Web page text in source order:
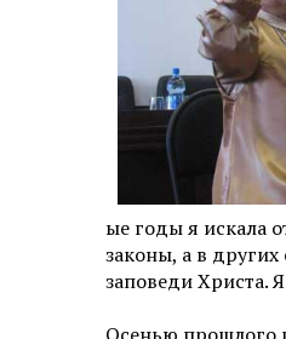
ые годы я искала
законы, а в
заповеди Христа.